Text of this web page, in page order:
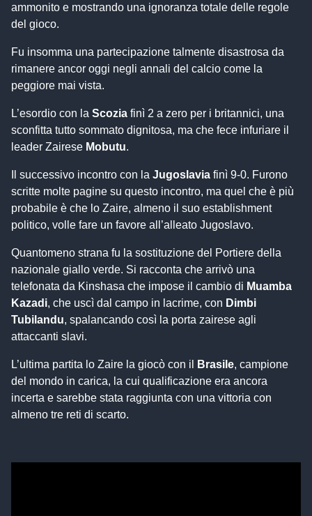
ammonito e mostrando una ignoranza totale delle regole
del gioco.
Fu insomma una partecipazione talmente disastrosa da
rimanere ancor oggi negli annali del calcio come la
peggiore mai vista.
L’esordio con la Scozia finì 2 a zero per i britannici, una
sconfitta tutto sommato dignitosa, ma che fece infuriare il
leader Zairese Mobutu.
Il successivo incontro con la Jugoslavia finì 9-0. Furono
scritte molte pagine su questo incontro, ma quel che è più
probabile è che lo Zaire, almeno il suo establishment
politico, volle fare un favore all’alleato Jugoslavo.
Quantomeno strana fu la sostituzione del Portiere della
nazionale giallo verde. Si racconta che arrivò una
telefonata da Kinshasa che impose il cambio di Muamba
Kazadi, che uscì dal campo in lacrime, con Dimbi
Tubilandu, spalancando così la porta zairese agli
attaccanti slavi.
L’ultima partita lo Zaire la giocò con il Brasile, campione
del mondo in carica, la cui qualificazione era ancora
incerta e sarebbe stata raggiunta con una vittoria con
almeno tre reti di scarto.